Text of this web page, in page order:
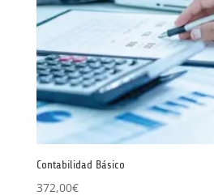
Contabilidad Básico
372,00€